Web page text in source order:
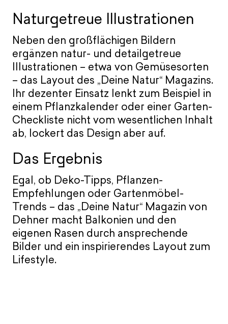
Naturgetreue Illustrationen
Neben den großflächigen Bildern
ergänzen natur- und detailgetreue
Illustrationen – etwa von Gemüsesorten
– das Layout des „Deine Natur“ Magazins.
Ihr dezenter Einsatz lenkt zum Beispiel in
einem Pflanzkalender oder einer Garten-
Checkliste nicht vom wesentlichen Inhalt
ab, lockert das Design aber auf.
Das Ergebnis
Egal, ob Deko-Tipps, Pflanzen-
Empfehlungen oder Gartenmöbel-
Trends – das „Deine Natur“ Magazin von
Dehner macht Balkonien und den
eigenen Rasen durch ansprechende
Bilder und ein inspirierendes Layout zum
Lifestyle.